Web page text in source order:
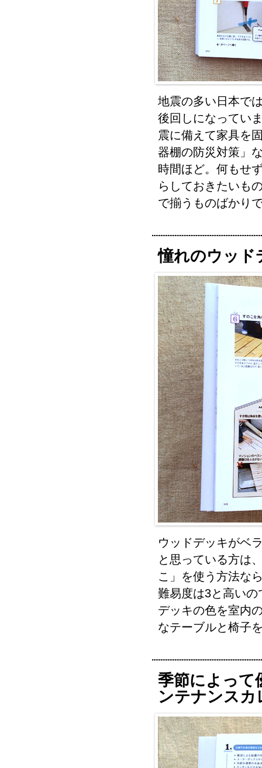
地震の多い日本で
後回しになってい
震に備えて家具を
器棚の防災対策」
時間ほど。何もせ
らしておきたいも
で揃うものばかり
憧れのウッ
ウッドデッキがベ
と思っている方は
こ」を使う方法な
難易度は3と高い
デッキの色を室内
なテーブルと椅子
季節によって
ンテナンスカ